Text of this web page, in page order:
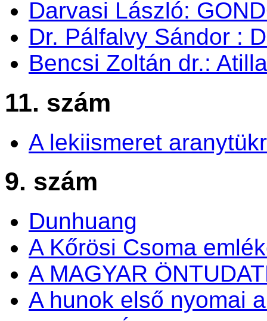
Darvasi László:
Dr. Pálfalvy Sándor :
Bencsi Zoltán dr.:
11. szám
A lekiismeret
9. szám
Dunhuang
A Kőrösi Csoma
A MAGYAR
A hunok első nyomai